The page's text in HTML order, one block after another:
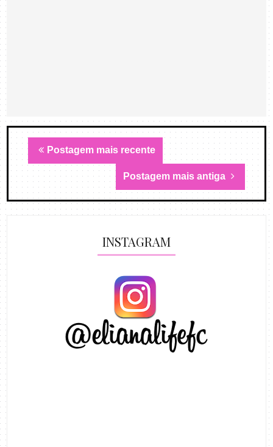
Postagem mais recente
Postagem mais antiga
INSTAGRAM